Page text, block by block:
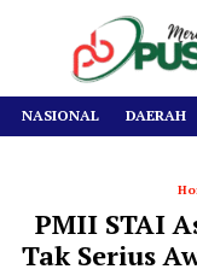
NASIONAL DAERAH
PMII STAI
Tak Serius